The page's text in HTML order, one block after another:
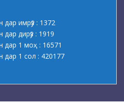
имрӯз : 1372
дирӯз : 1919
дар 1 моҳ : 16571
дар 1 сол : 420177